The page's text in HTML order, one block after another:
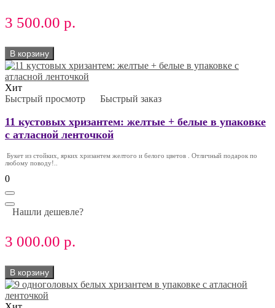
3 500.00 р.
В корзину
Хит
Быстрый просмотр
Быстрый заказ
11 кустовых хризантем: желтые + белые в упаковке
с атласной ленточкой
Букет из стойких, ярких хризантем желтого и белого цветов . Отличный подарок по
любому поводу!..
0
Нашли дешевле?
3 000.00 р.
В корзину